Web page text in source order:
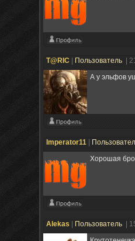
T@RIC Пользователь
|
А у эльфов
Imperator11
Хорошая
Alekas Пользователь
|